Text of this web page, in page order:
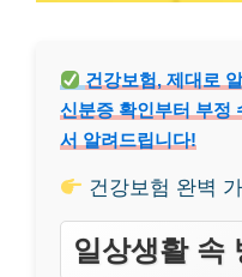
건강보험, 제대로
신분증 확인부터 부정
서 알려드립니다!
건강보험 완벽
일상생활 속